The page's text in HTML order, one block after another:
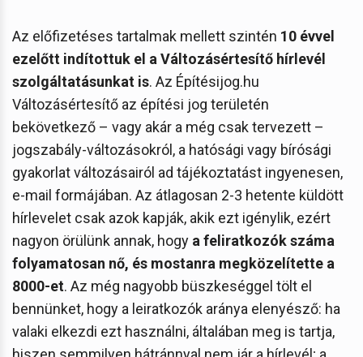
Az előfizetéses tartalmak mellett szintén 10 évvel
ezelőtt indítottuk el a Változásértesítő hírlevél
szolgáltatásunkat is. Az Építésijog.hu
Változásértesítő az építési jog területén
bekövetkező – vagy akár a még csak tervezett –
jogszabály-változásokról, a hatósági vagy bírósági
gyakorlat változásairól ad tájékoztatást ingyenesen,
e-mail formájában. Az átlagosan 2-3 hetente küldött
hírlevelet csak azok kapják, akik ezt igénylik, ezért
nagyon örülünk annak, hogy a feliratkozók száma
folyamatosan nő, és mostanra megközelítette a
8000-et. Az még nagyobb büszkeséggel tölt el
bennünket, hogy a leiratkozók aránya elenyésző: ha
valaki elkezdi ezt használni, általában meg is tartja,